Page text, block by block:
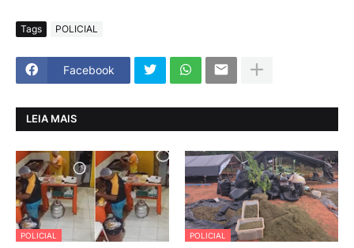
Tags POLICIAL
Facebook
LEIA MAIS
POLICIAL POLICIAL